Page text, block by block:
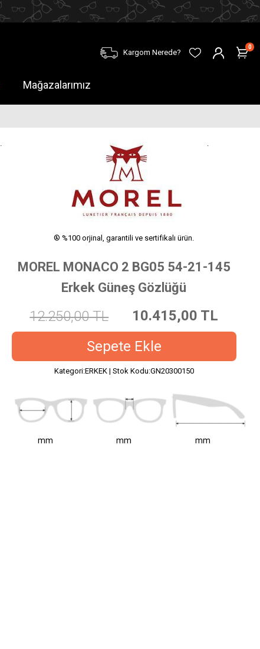
0
Kargom Nerede?
Mağazalarımız
. .
® %100 orjinal, garantili ve sertifikalı ürün.
MOREL MONACO 2 BG05 54-21-145
Erkek Güneş Gözlüğü
12.250,00TL 10.415,00 TL
Sepete Ekle
Kategori:ERKEK | Stok Kodu:GN20300150
mm mm mm